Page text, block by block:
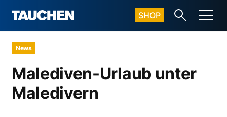
SHOP
News
Malediven-Urlaub unter
Maledivern